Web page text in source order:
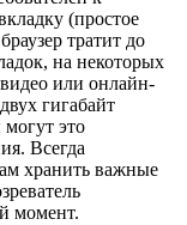
(простое
тратит до
на некоторых
или онлайн-
гигабайт
это
Всегда
хранить важные
момент.